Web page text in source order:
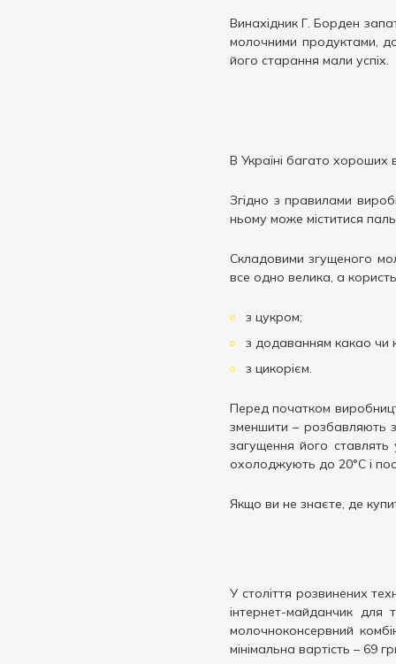
Винахідник Г. Борден
молочними продуктами,
його старання мали успіх.
В Україні багато хороших
Згідно з правилами
ньому може міститися
Складовими згущеного
все одно велика, а
з цукром;
з додаванням какао чи
з цикорієм.
Перед початком
зменшити – розбавляють
загущення його
охолоджують до 20°С і
Якщо ви не знаєте, де
У століття розвинених
інтернет-майданчик
молочноконсервний
мінімальна вартість – 69